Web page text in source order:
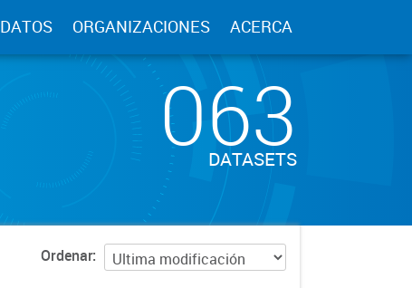
DATOS ORGANIZACIONES ACERCA
063
DATASETS
Ordenar